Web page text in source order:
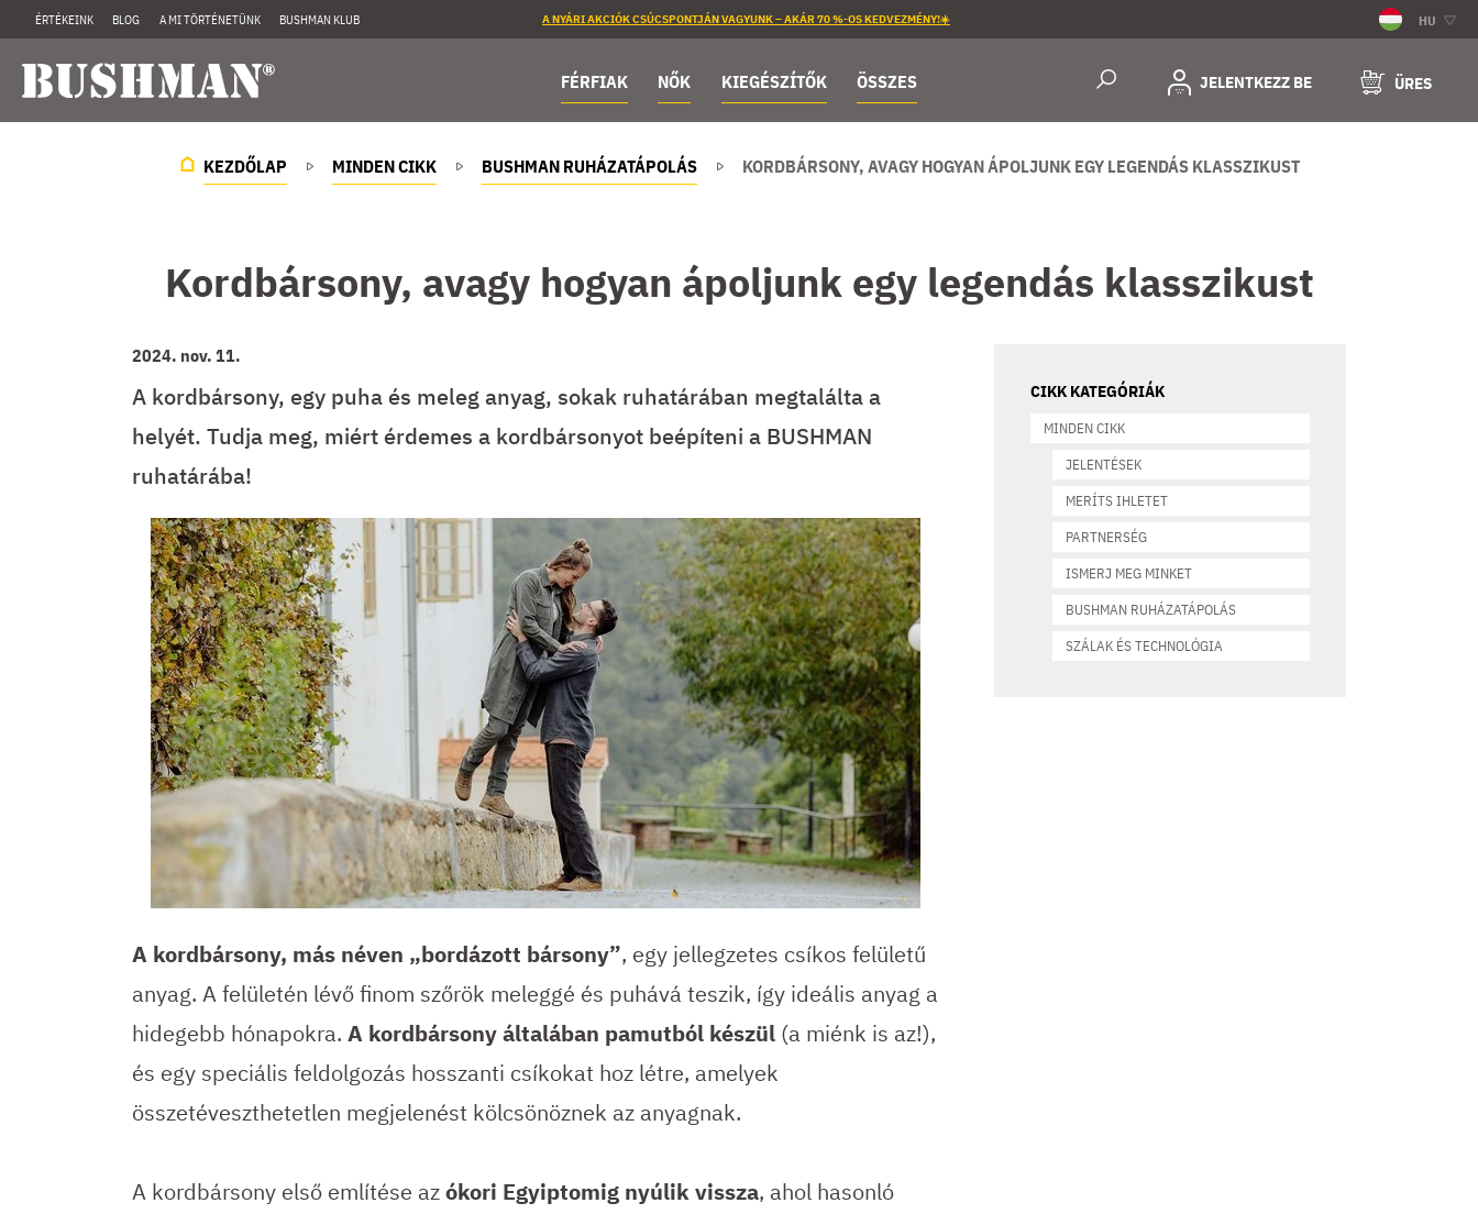
ÉRTÉKEINK BLOG A MI TÖRTÉNETÜNK BUSHMAN KLUB A NYÁRI AKCIÓK CSÚCSPONTJÁN VAGYUNK – AKÁR 70 %-OS KEDVEZMÉNY!☀️ HU
FÉRFIAK NŐK KIEGÉSZÍTŐK ÖSSZES JELENTKEZZ BE ÜRES
KEZDŐLAP MINDEN CIKK BUSHMAN RUHÁZATÁPOLÁS KORDBÁRSONY, AVAGY HOGYAN ÁPOLJUNK EGY LEGENDÁS KLASSZIKUST
Kordbársony, avagy hogyan ápoljunk egy legendás klasszikust
2024. nov. 11.
A kordbársony, egy puha és meleg anyag, sokak ruhatárában megtalálta a
helyét. Tudja meg, miért érdemes a kordbársonyot beépíteni a BUSHMAN
ruhatárába!
A kordbársony, más néven „bordázott bársony”, egy jellegzetes csíkos felületű
anyag. A felületén lévő finom szőrök meleggé és puhává teszik, így ideális anyag a
hidegebb hónapokra. A kordbársony általában pamutból készül (a miénk is az!),
és egy speciális feldolgozás hosszanti csíkokat hoz létre, amelyek
összetéveszthetetlen megjelenést kölcsönöznek az anyagnak.
A kordbársony első említése azókori Egyiptomig nyúlik vissza, ahol hasonló
CIKK KATEGÓRIÁK
MINDEN CIKK
JELENTÉSEK
MERÍTS IHLETET
PARTNERSÉG
ISMERJ MEG MINKET
BUSHMAN RUHÁZATÁPOLÁS
SZÁLAK ÉS TECHNOLÓGIA